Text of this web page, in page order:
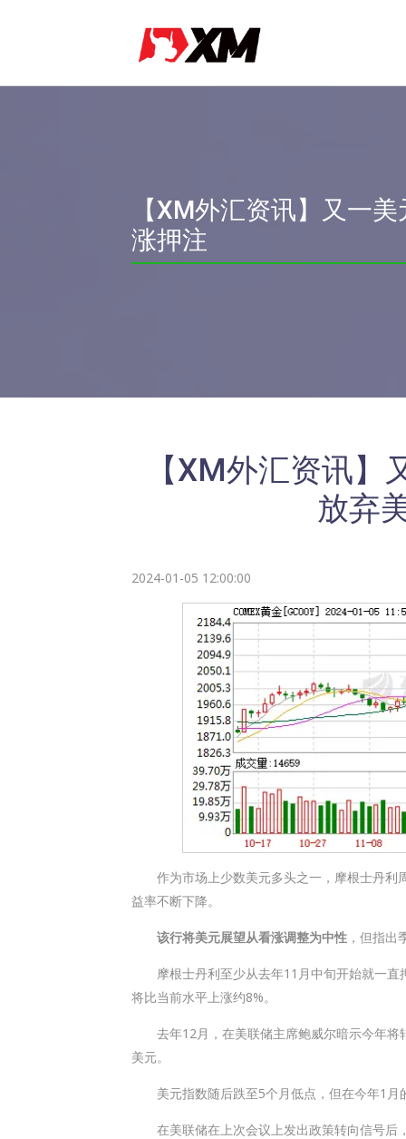
【XM外汇资讯】又一
涨押注
【XM外汇资讯】
放弃
2024-01-05 12:00:00
作为市场上少数美元多头之一，摩根士丹利
益率不断下降。
该行将美元展望从看涨调整为中性 ，但指
摩根士丹利至少从去年11月中旬开始就一直
将比当前水平上涨约8%。
去年12月，在美联储主席鲍威尔暗示今年将
美元。
美元指数随后跌至5个月低点，但在今年1月
在美联储在上次会议上发出政策转向信号后